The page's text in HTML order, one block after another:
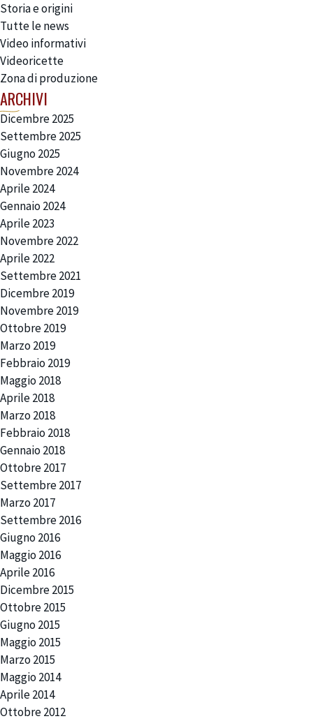
Storia e origini
Tutte le news
Video informativi
Videoricette
Zona di produzione
ARCHIVI
Dicembre 2025
Settembre 2025
Giugno 2025
Novembre 2024
Aprile 2024
Gennaio 2024
Aprile 2023
Novembre 2022
Aprile 2022
Settembre 2021
Dicembre 2019
Novembre 2019
Ottobre 2019
Marzo 2019
Febbraio 2019
Maggio 2018
Aprile 2018
Marzo 2018
Febbraio 2018
Gennaio 2018
Ottobre 2017
Settembre 2017
Marzo 2017
Settembre 2016
Giugno 2016
Maggio 2016
Aprile 2016
Dicembre 2015
Ottobre 2015
Giugno 2015
Maggio 2015
Marzo 2015
Maggio 2014
Aprile 2014
Ottobre 2012